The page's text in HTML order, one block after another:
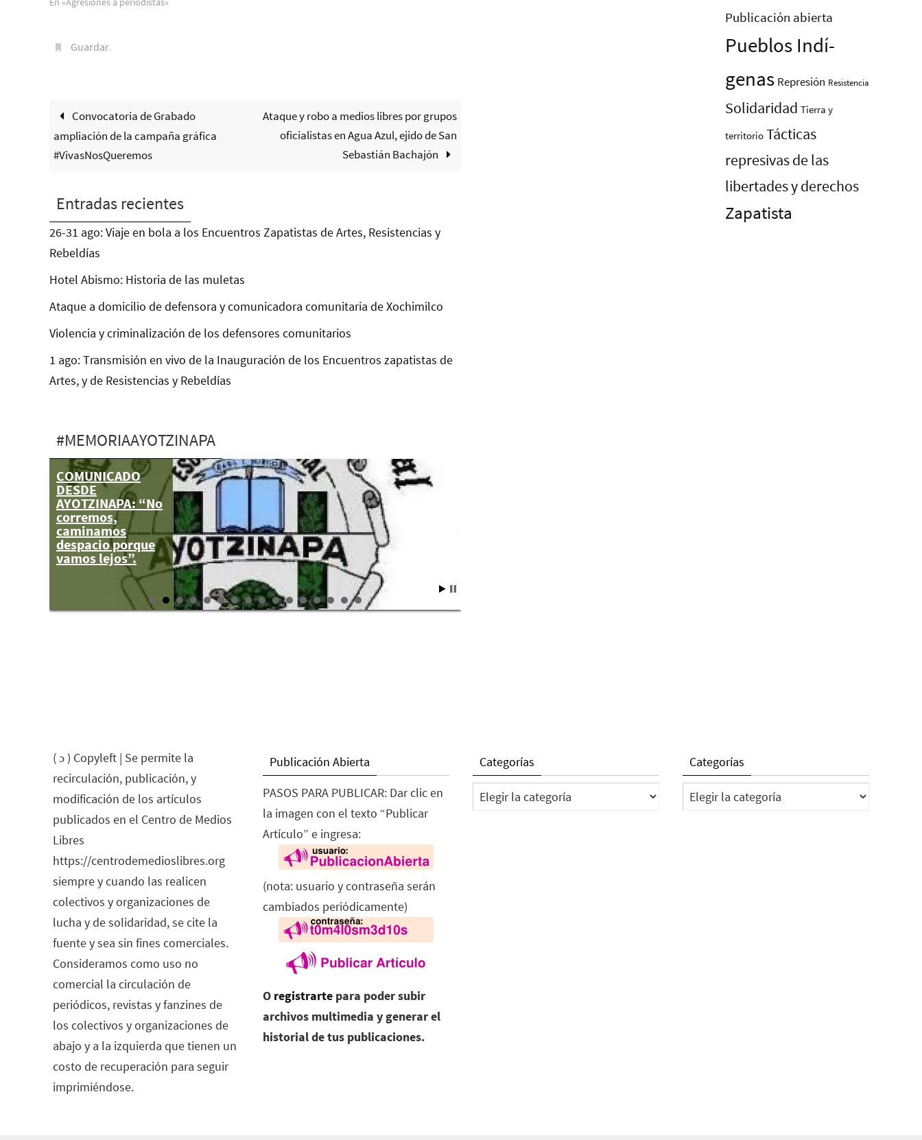
Guardar.
Convocatoria de Grabado
ampliación de la campaña gráfica
#VivasNosQueremos
Ataque y robo a medios libres por grupos
oficialistas en Agua Azul, ejido de San
Sebastián Bachajón
Entradas recientes
26-31 ago: Viaje en bola a los Encuentros Zapatistas de Artes, Resistencias y
Rebeldías
Hotel Abismo: Historia de las muletas
Ataque a domicilio de defensora y comunicadora comunitaria de Xochimilco
Violencia y criminalización de los defensores comunitarios
1 ago: Transmisión en vivo de la Inauguración de los Encuentros zapatistas de
Artes, y de Resistencias y Rebeldías
#MEMORIAAYOTZINAPA
COMUNICADO
DESDE
AYOTZINAPA: “No
corremos,
caminamos
despacio porque
vamos lejos”.
Madres y padres
de Ayotzinapa
amagados con
armas largas por
policías en
Veracruz
Publicación abierta
Pueblos Indí­
genas Represión Resistencia
Solidaridad Tierra y
territorio Tácticas
represivas de las
libertades y derechos
Zapatista
( ɔ ) Copyleft | Se permite la
recirculación, publicación, y
modificación de los artículos
publicados en el Centro de Medios
Libres
https://centrodemedioslibres.org
siempre y cuando las realicen
colectivos y organizaciones de
lucha y de solidaridad, se cite la
fuente y sea sin fines comerciales.
Consideramos como uso no
comercial la circulación de
periódicos, revistas y fanzines de
los colectivos y organizaciones de
abajo y a la izquierda que tienen un
costo de recuperación para seguir
imprimiéndose.
Publicación Abierta
PASOS PARA PUBLICAR: Dar clic en
la imagen con el texto “Publicar
Artículo” e ingresa:
(nota: usuario y contraseña serán
cambiados periódicamente)
O registrarte para poder subir
archivos multimedia y generar el
historial de tus publicaciones.
Categorías
Categorías
Categorías
Categorías